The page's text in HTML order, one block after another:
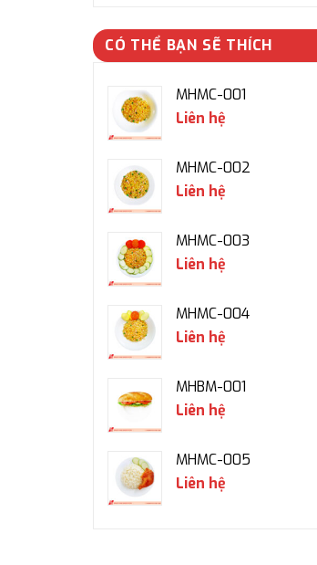
CÓ THỂ BẠN SẼ THÍCH
MHMC-001
Liên hệ
MHMC-002
Liên hệ
MHMC-003
Liên hệ
MHMC-004
Liên hệ
MHBM-001
Liên hệ
MHMC-005
Liên hệ